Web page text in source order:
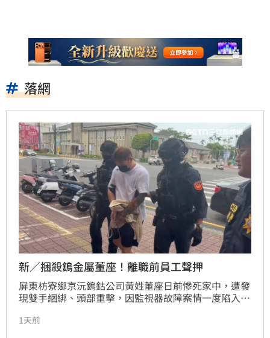
落網
新／捆殺鎢金屬董座！離職前員工聲押
屏東枋寮鄉京沅鎢鈷公司黃姓董座日前慘死家中，遭發
現雙手綑綁、頭部重擊，因監視器故障案情一度陷入膠
一年的林姓前員工涉有重嫌。專案小組日前於台中將林
1天前